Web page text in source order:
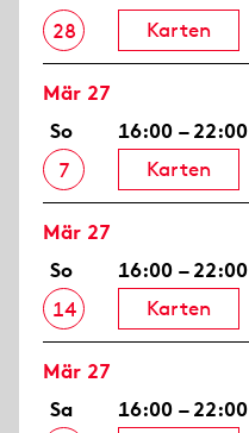
28
Karten
Mär 27
So
7
16:00 – 22:00
Karten
Mär 27
So
14
16:00 – 22:00
Karten
Mär 27
Sa
16:00 – 22:00